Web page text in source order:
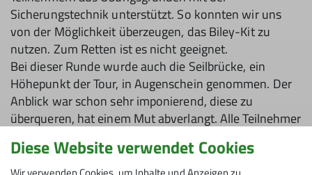
Sicherungstechnik unterstützt. So konnten wir uns
von der Möglichkeit überzeugen, das Biley-Kit zu
nutzen. Zum Retten ist es nicht geeignet.
Bei dieser Runde wurde auch die Seilbrücke, ein
Höhepunkt der Tour, in Augenschein genommen. Der
Anblick war schon sehr imponierend, diese zu
überqueren, hat einem Mut abverlangt. Alle Teilnehmer
war wieder sehr beeindrucken. Sobald man an der
anderen Seite angekommen war, wurde sich am Fels
Diese Website verwendet Cookies